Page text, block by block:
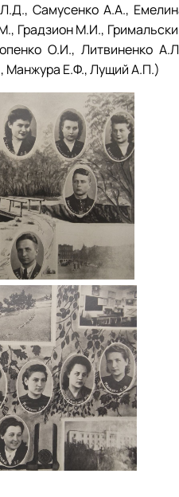
Самусенко А.А.,
Градзион М.И.,
О.И., Литвиненко
Манжура Е.Ф., Лущий А.П.)